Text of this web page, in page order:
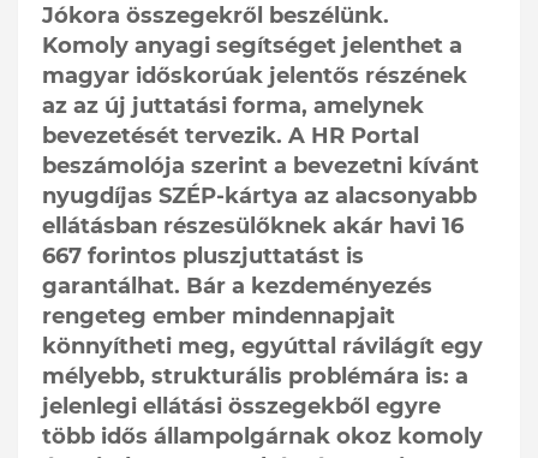
Jókora összegekről beszélünk.
Komoly anyagi segítséget jelenthet a
magyar időskorúak jelentős részének
az az új juttatási forma, amelynek
bevezetését tervezik. A HR Portal
beszámolója szerint a bevezetni kívánt
nyugdíjas SZÉP-kártya az alacsonyabb
ellátásban részesülőknek akár havi 16
667 forintos pluszjuttatást is
garantálhat. Bár a kezdeményezés
rengeteg ember mindennapjait
könnyítheti meg, egyúttal rávilágít egy
mélyebb, strukturális problémára is: a
jelenlegi ellátási összegekből egyre
több idős állampolgárnak okoz komoly